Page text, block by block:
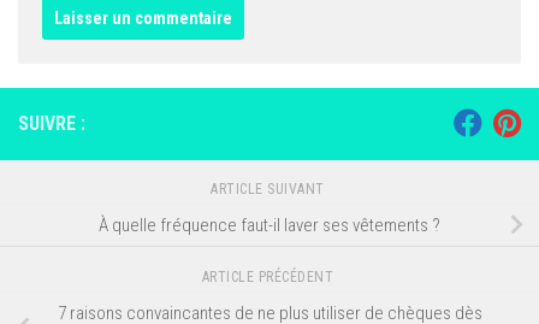
SUIVRE :
ARTICLE SUIVANT
À quelle fréquence faut-il laver ses vêtements ?
ARTICLE PRÉCÉDENT
7 raisons convaincantes de ne plus utiliser de chèques dès